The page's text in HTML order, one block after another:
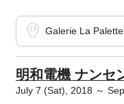
Galerie La Palette
明和電機 ナンセ
July 7 (Sat), 2018 ～